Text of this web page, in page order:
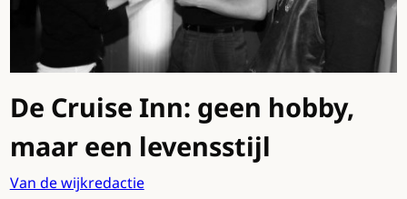
De Cruise Inn: geen hobby,
maar een levensstijl
Van de wijkredactie